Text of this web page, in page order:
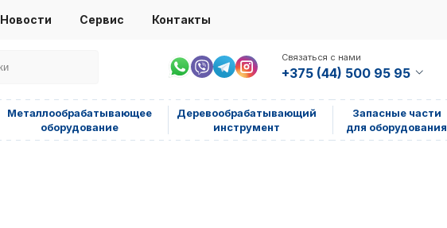
Новости Сервис Контакты
Связаться с нами
+375 (44) 500 95 95
Металлообрабатывающее
оборудование
Деревообрабатывающий
инструмент
Запасные части
для оборудования